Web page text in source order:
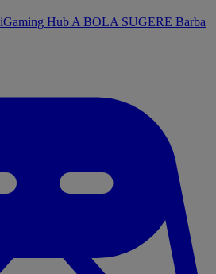
iGaming Hub A BOLA SUGERE Barba